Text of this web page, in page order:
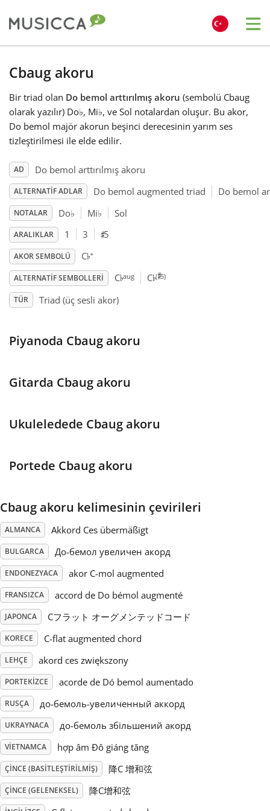
Български
Dansk
English
Español
Português
Русский
Svenska
Tiếng Việt
Türkçe
Українська
简体中文
繁體中文
Cbaug akoru
Bir triad olan Do bemol arttırılmış akoru (sembolü Cbaug
olarak yazılır) Do♭, Mi♭, ve Sol notalardan oluşur. Bu akor,
Do bemol majör akorun beşinci derecesinin yarım ses
tizleştirilmesi ile elde edilir.
AD Do bemol arttırılmış akoru
ALTERNATIF ADLAR Do bemol augmented triad Do bemol
NOTALAR Do♭ Mi♭ Sol
ARALIKLAR 1 3 ♯5
AKOR SEMBOLÜ C♭+
ALTERNATIF SEMBOLLERI C♭aug C♭(♯5)
TÜR Triad (üç sesli akor)
Piyanoda Cbaug akoru
Gitarda Cbaug akoru
Ukuleledede Cbaug akoru
Portede Cbaug akoru
Cbaug akoru kelimesinin çevirileri
ALMANCA Akkord Ces übermäßigt
BULGARCA До-бемол увеличен акорд
ENDONEZYACA akor C-mol augmented
FRANSIZCA accord de Do bémol augmenté
JAPONCA Cフラット オーグメンテッドコード
KORECE C-flat augmented chord
LEHÇE akord ces zwiększony
PORTEKIZCE acorde de Dó bemol aumentado
RUSÇA до-бемоль-увеличенный аккорд
UKRAYNACA до-бемоль збільшений акорд
VIETNAMCA hợp âm Đô giáng tăng
ÇINCE (BASITLEŞTIRILMIŞ) 降C 增和弦
ÇINCE (GELENEKSEL) 降C增和弦